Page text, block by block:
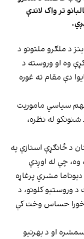
تر واک لاندې
د ملګرو ملتونو د
وه او وروسته د
دې مقام ته غوره
مهم سیاسي ماموریت
له نظره،
د ځانګړې استازې په
وه، چې له اوږدې
یې په ۲۰۲۰ کال کې دیوناما مشري پرغاړه
وروستیو کلونو، د
خورا حساس وخت کې
او د بهرنیو